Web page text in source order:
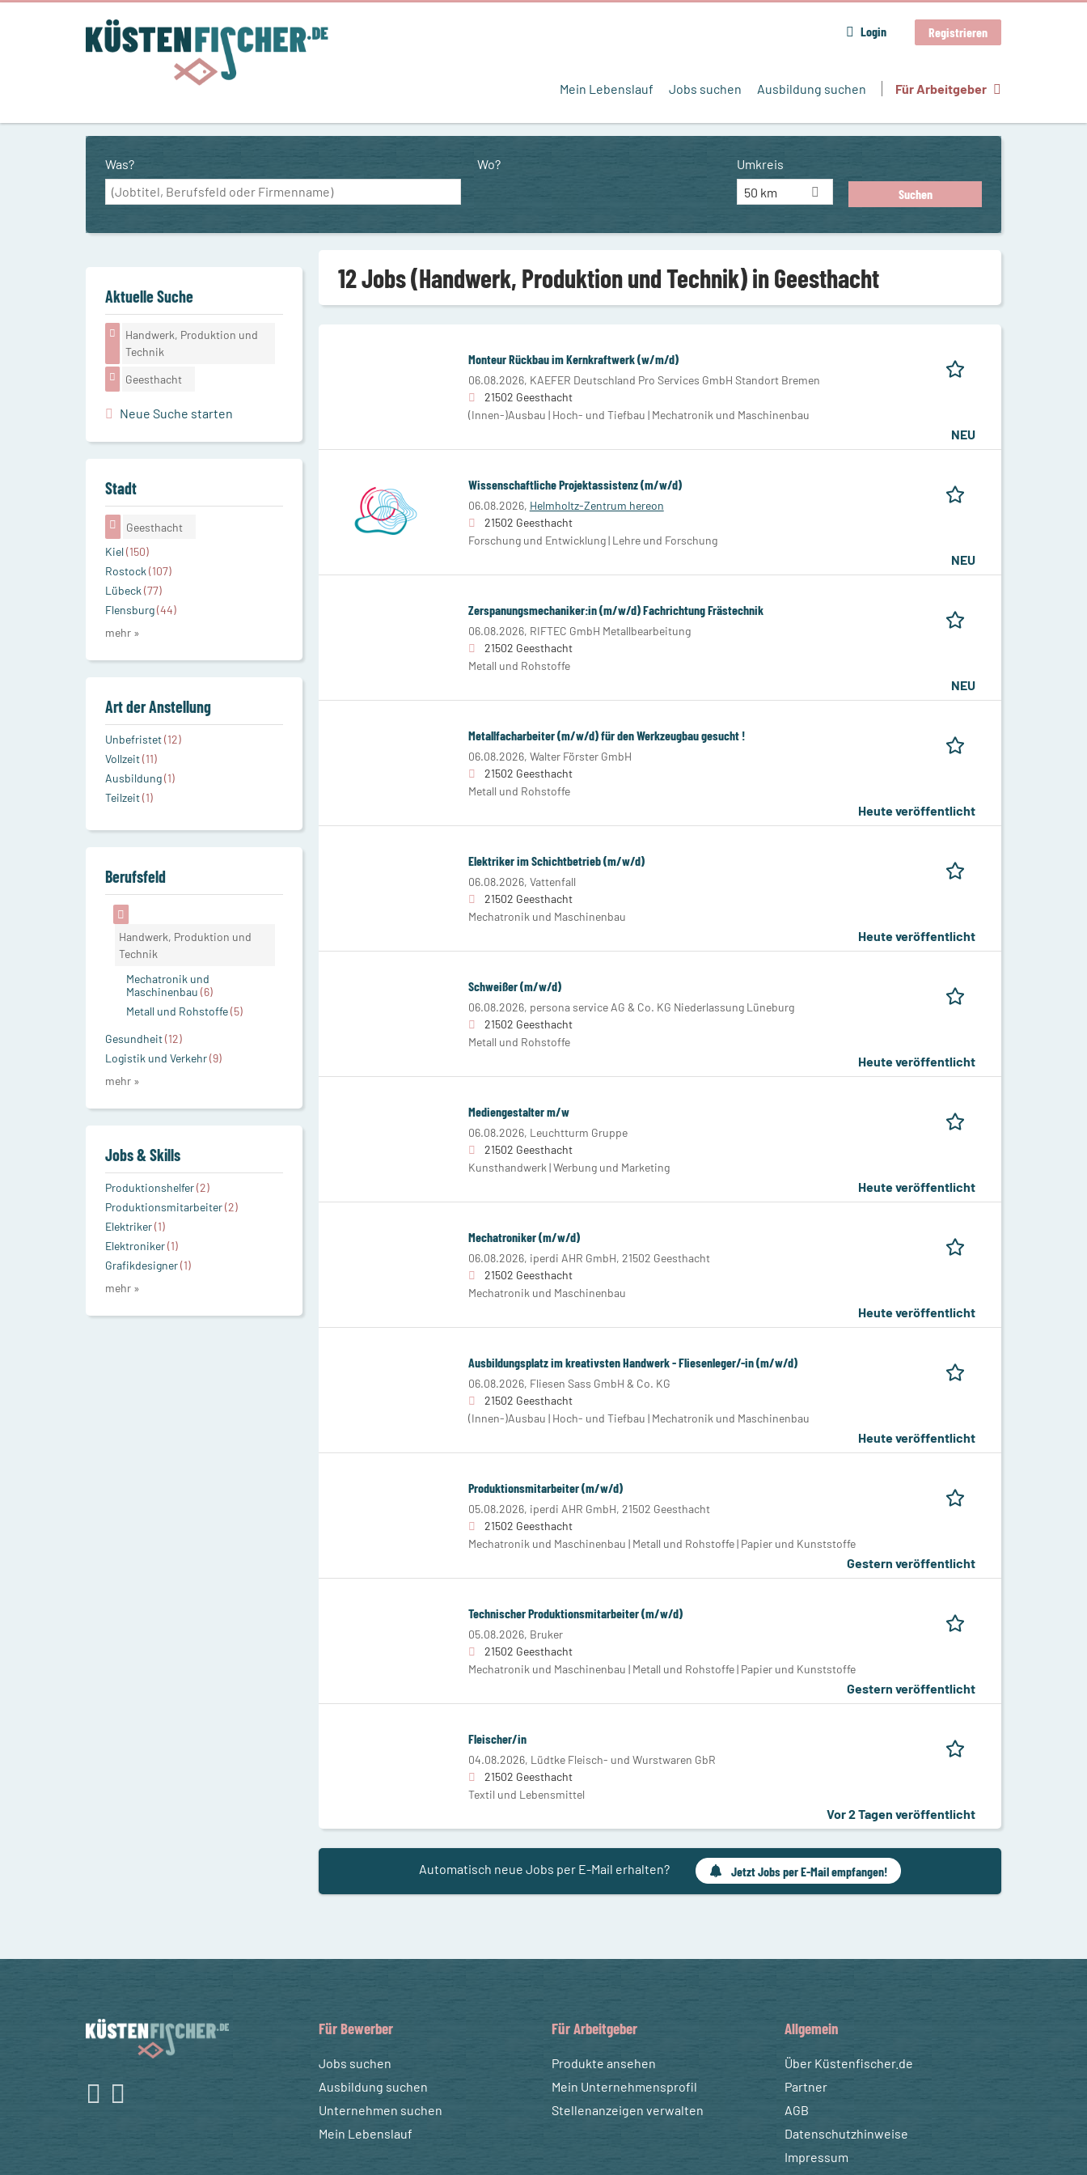
Login Registrieren
Mein Lebenslauf Jobs suchen Ausbildung suchen Für Arbeitgeber
Was? Wo?
Umkreis
50 km
12 Jobs (Handwerk, Produktion und Technik) in Geesthacht
Monteur Rückbau im Kernkraftwerk (w/m/d)
06.08.2026, KAEFER Deutschland Pro Services GmbH Standort Bremen
21502 Geesthacht
(Innen-)Ausbau | Hoch- und Tiefbau | Mechatronik und Maschinenbau
NEU
Wissenschaftliche Projektassistenz (m/w/d)
06.08.2026, Helmholtz-Zentrum hereon
21502 Geesthacht
Forschung und Entwicklung | Lehre und Forschung
NEU
Zerspanungsmechaniker:in (m/w/d) Fachrichtung Frästechnik
06.08.2026, RIFTEC GmbH Metallbearbeitung
21502 Geesthacht
Metall und Rohstoffe
NEU
Metallfacharbeiter (m/w/d) für den Werkzeugbau gesucht !
06.08.2026, Walter Förster GmbH
21502 Geesthacht
Metall und Rohstoffe
Heute veröffentlicht
Elektriker im Schichtbetrieb (m/w/d)
06.08.2026, Vattenfall
21502 Geesthacht
Mechatronik und Maschinenbau
Heute veröffentlicht
Schweißer (m/w/d)
06.08.2026, persona service AG & Co. KG Niederlassung Lüneburg
21502 Geesthacht
Metall und Rohstoffe
Heute veröffentlicht
Mediengestalter m/w
06.08.2026, Leuchtturm Gruppe
21502 Geesthacht
Kunsthandwerk | Werbung und Marketing
Heute veröffentlicht
Mechatroniker (m/w/d)
06.08.2026, iperdi AHR GmbH, 21502 Geesthacht
21502 Geesthacht
Mechatronik und Maschinenbau
Heute veröffentlicht
Ausbildungsplatz im kreativsten Handwerk - Fliesenleger/-in (m/w/d)
06.08.2026, Fliesen Sass GmbH & Co. KG
21502 Geesthacht
(Innen-)Ausbau | Hoch- und Tiefbau | Mechatronik und Maschinenbau
Heute veröffentlicht
Produktionsmitarbeiter (m/w/d)
05.08.2026, iperdi AHR GmbH, 21502 Geesthacht
21502 Geesthacht
Mechatronik und Maschinenbau | Metall und Rohstoffe | Papier und Kunststoffe
Gestern veröffentlicht
Technischer Produktionsmitarbeiter (m/w/d)
05.08.2026, Bruker
21502 Geesthacht
Mechatronik und Maschinenbau | Metall und Rohstoffe | Papier und Kunststoffe
Gestern veröffentlicht
Fleischer/in
04.08.2026, Lüdtke Fleisch- und Wurstwaren GbR
21502 Geesthacht
Textil und Lebensmittel
Vor 2 Tagen veröffentlicht
Automatisch neue Jobs per E-Mail erhalten? Jetzt Jobs per E-Mail empfangen!
Aktuelle Suche
Handwerk, Produktion und
Technik
Geesthacht
Neue Suche starten
Stadt
Geesthacht
Kiel(150)
Rostock(107)
Lübeck(77)
Flensburg(44)
mehr »
Art der Anstellung
Unbefristet(12)
Vollzeit(11)
Ausbildung(1)
Teilzeit(1)
Berufsfeld
Handwerk, Produktion und
Technik
Mechatronik und
Maschinenbau (6)
Metall und Rohstoffe(5)
Gesundheit(12)
Logistik und Verkehr(9)
mehr »
Jobs & Skills
Produktionshelfer(2)
Produktionsmitarbeiter(2)
Elektriker(1)
Elektroniker(1)
Grafikdesigner(1)
mehr »
Für Bewerber
Jobs suchen
Ausbildung suchen
Unternehmen suchen
Mein Lebenslauf
Für Arbeitgeber
Produkte ansehen
Mein Unternehmensprofil
Stellenanzeigen verwalten
Allgemein
Über Küstenfischer.de
Partner
AGB
Datenschutzhinweise
Impressum